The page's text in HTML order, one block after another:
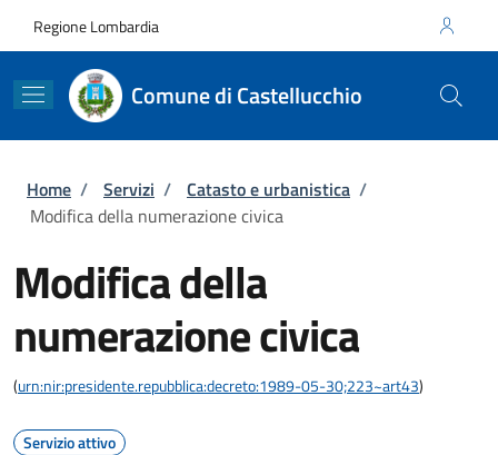
Regione Lombardia
Comune di Castellucchio
Briciole di pane
Home / Servizi / Catasto e urbanistica /
Modifica della numerazione civica
Modifica della
numerazione civica
(urn:nir:presidente.repubblica:decreto:1989-05-30;223~art43)
Servizio attivo